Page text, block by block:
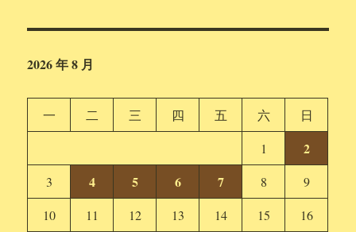
2026 年 8 月
一 二 三 四 五 六
日
1
2
3 4 5 6 7 8
9
10
11 12 13 14 15
16